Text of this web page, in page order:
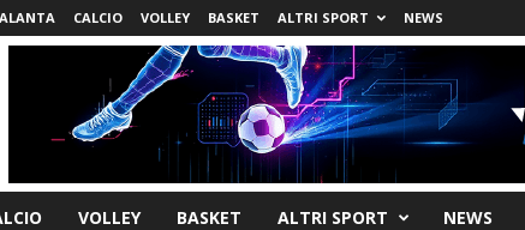
CALCIO VOLLEY BASKET ALTRI SPORT NEWS
VOLLEY BASKET ALTRI SPORT NEWS